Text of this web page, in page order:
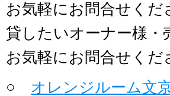
お気軽にお問合せく
貸したいオーナー様・
お気軽にお問合せくだ
○ オレンジルーム文